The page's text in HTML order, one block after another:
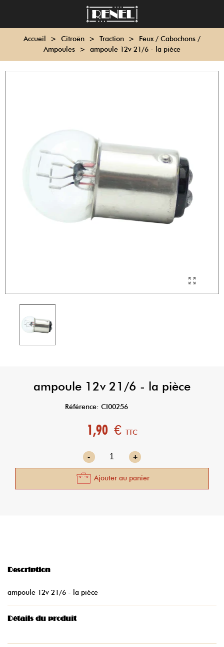
Accueil > Citroën > Traction >
Feux / Cabochons /
Ampoules > ampoule 12v 21/6 - la pièce
ampoule 12v 21/6 - la pièce
Référence: CI00256
1,90 € TTC
- +
Ajouter au panier
Description
ampoule 12v 21/6 - la pièce
Détails du produit